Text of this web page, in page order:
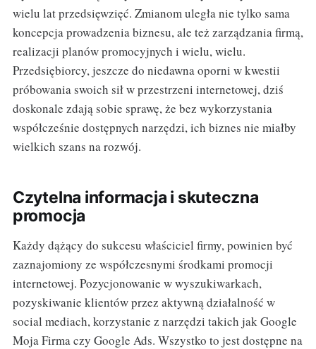
wielu lat przedsięwzięć. Zmianom uległa nie tylko sama
koncepcja prowadzenia biznesu, ale też zarządzania firmą,
realizacji planów promocyjnych i wielu, wielu.
Przedsiębiorcy, jeszcze do niedawna oporni w kwestii
próbowania swoich sił w przestrzeni internetowej, dziś
doskonale zdają sobie sprawę, że bez wykorzystania
współcześnie dostępnych narzędzi, ich biznes nie miałby
wielkich szans na rozwój.
Czytelna informacja i skuteczna
promocja
Każdy dążący do sukcesu właściciel firmy, powinien być
zaznajomiony ze współczesnymi środkami promocji
internetowej. Pozycjonowanie w wyszukiwarkach,
pozyskiwanie klientów przez aktywną działalność w
social mediach, korzystanie z narzędzi takich jak Google
Moja Firma czy Google Ads. Wszystko to jest dostępne na